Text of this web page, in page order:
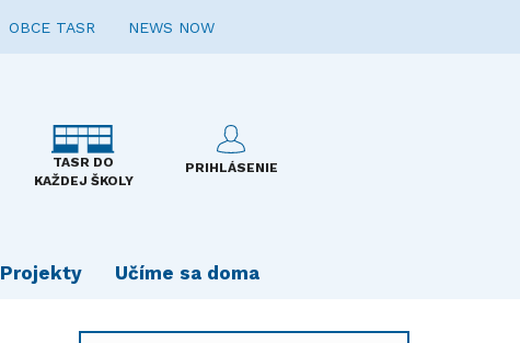
OBCE TASR NEWS NOW
TASR DO
KAŽDEJ ŠKOLY
PRIHLÁSENIE
Projekty Učíme sa doma